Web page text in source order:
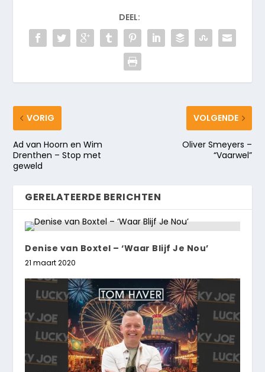
DEEL:
VORIG
Ad van Hoorn en Wim
Drenthen – Stop met
geweld
VOLGENDE
Oliver Smeyers –
“Vaarwel”
GERELATEERDE BERICHTEN
Denise van Boxtel – ‘Waar Blijf Je Nou’
21 maart 2020